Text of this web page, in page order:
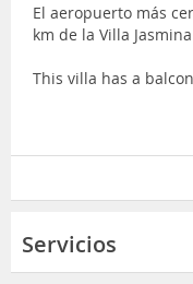
El aeropuerto más
km de la Villa
This villa has a
Servicios